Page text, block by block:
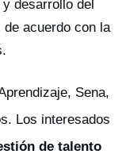
desarrollo del
acuerdo con la
Sena,
Los interesados
de talento